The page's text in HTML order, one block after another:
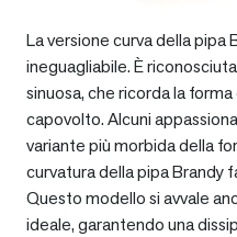
La versione curva della pipa
ineguagliabile. È
sinuosa, che ricorda la
capovolto. Alcuni
variante più morbida della
curvatura della pipa Brandy
Questo modello si avvale
ideale, garantendo una